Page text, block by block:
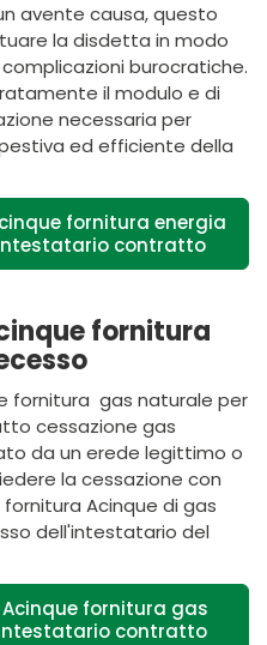
avente causa, questo
la disdetta in modo
burocratiche.
il modulo e di
necessaria per
ed efficiente della
fornitura energia
contratto
fornitura
fornitura gas naturale per
cessazione gas
da un erede legittimo o
la cessazione con
Acinque di gas
dell'intestatario del
Acinque fornitura gas
contratto